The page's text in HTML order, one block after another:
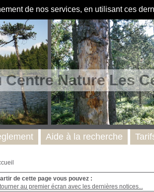
de nos services, en utilisant ces
Nature Les
de cette page vous pouvez :
au premier écran avec les dernières notices...
Aide à la recherche